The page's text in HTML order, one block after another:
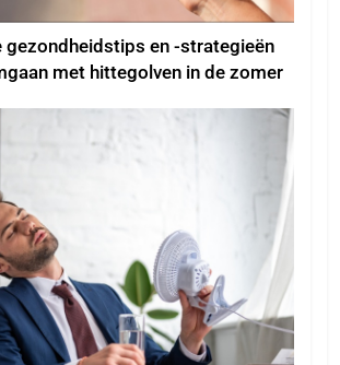
gezondheidstips en -strategieën
met hittegolven in de zomer